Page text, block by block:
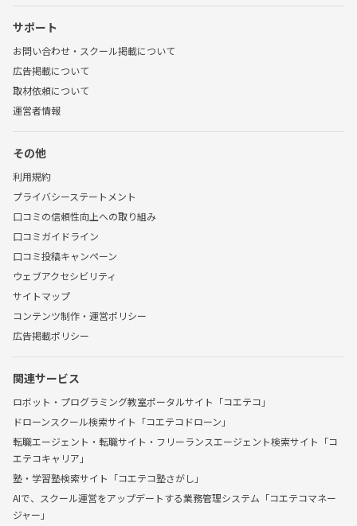
サポート
お問い合わせ・スクール掲載について
広告掲載について
取材依頼について
運営者情報
その他
利用規約
プライバシーステートメント
口コミの信頼性向上への取り組み
口コミガイドライン
口コミ投稿キャンペーン
ウェブアクセシビリティ
サイトマップ
コンテンツ制作・運営ポリシー
広告掲載ポリシー
関連サービス
ロボット・プログラミング教室ポータルサイト「コエテコ」
ドローンスクール検索サイト「コエテコドローン」
転職エージェント・転職サイト・フリーランスエージェント検索サイト「コ
エテコキャリア」
塾・学習塾検索サイト「コエテコ塾さがし」
AIで、スクール運営をアップデートする業務管理システム「コエテコマネー
ジャー」